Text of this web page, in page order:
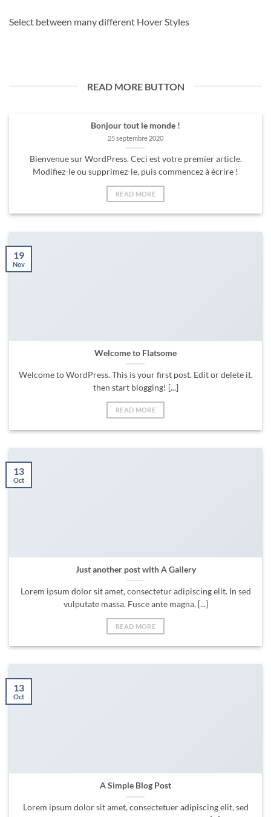
Select between many different Hover Styles
READ MORE BUTTON
Bonjour tout le monde !
25 septembre 2020
Bienvenue sur WordPress. Ceci est votre premier article.
Modifiez-le ou supprimez-le, puis commencez à écrire !
READ MORE
Welcome to Flatsome
Welcome to WordPress. This is your first post. Edit or delete it,
then start blogging! [...]
READ MORE
19
Nov
Just another post with A Gallery
Lorem ipsum dolor sit amet, consectetur adipiscing elit. In sed
vulputate massa. Fusce ante magna, [...]
READ MORE
13
Oct
A Simple Blog Post
Lorem ipsum dolor sit amet, consectetuer adipiscing elit, sed
13
Oct